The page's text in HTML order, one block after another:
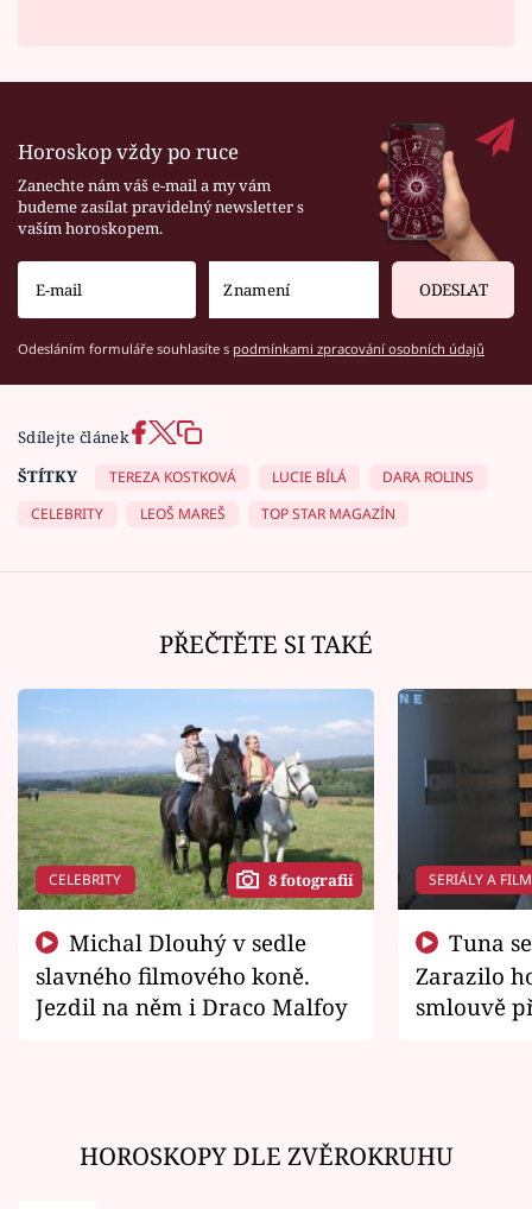
Horoskop vždy po ruce
Zanechte nám váš e-mail a my vám
budeme zasílat pravidelný newsletter s
vaším horoskopem.
ODESLAT
Odesláním formuláře souhlasíte s podmínkami zpracování osobních údajů
Sdílejte článek
ŠTÍTKY
TEREZA KOSTKOVÁ LUCIE BÍLÁ
DARA ROLINS
CELEBRITY
LEOŠ MAREŠ TOP STAR MAGAZÍN
PŘEČTĚTE SI TAKÉ
CELEBRITY 8 fotografií
slavného filmového koně.
Jezdil na něm i Draco Malfoy
SERIÁLY A
Zarazilo
smlouvě
HOROSKOPY DLE ZVĚROKRUHU